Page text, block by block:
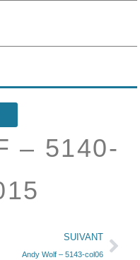
– 5140-
SUIVANT
Andy Wolf – 5143-col06